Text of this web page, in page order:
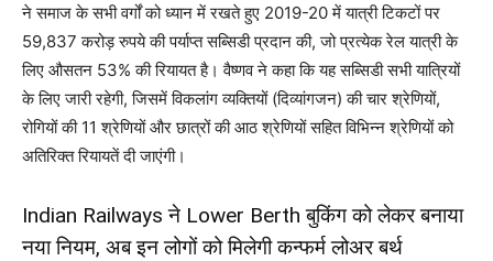
ने समाज के सभी वर्गों को ध्यान में रखते हुए 2019-20 में यात्री टिकटों पर
59,837 करोड़ रुपये की पर्याप्त सब्सिडी प्रदान की, जो प्रत्येक रेल यात्री के
लिए औसतन 53% की रियायत है। वैष्णव ने कहा कि यह सब्सिडी सभी यात्रियों
के लिए जारी रहेगी, जिसमें विकलांग व्यक्तियों (दिव्यांगजन) की चार श्रेणियों,
रोगियों की 11 श्रेणियों और छात्रों की आठ श्रेणियों सहित विभिन्न श्रेणियों को
अतिरिक्त रियायतें दी जाएंगी।
Indian Railways ने Lower Berth बुकिंग को लेकर बनाया
नया नियम, अब इन लोगों को मिलेगी कन्फर्म लोअर बर्थ